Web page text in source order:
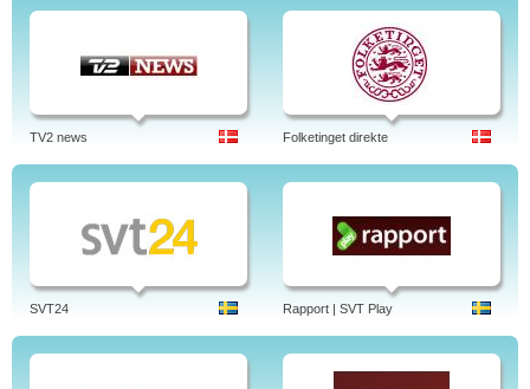
TV2 news Folketinget direkte
SVT24 Rapport | SVT Play